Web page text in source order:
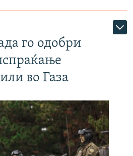
го одобри
во Газа